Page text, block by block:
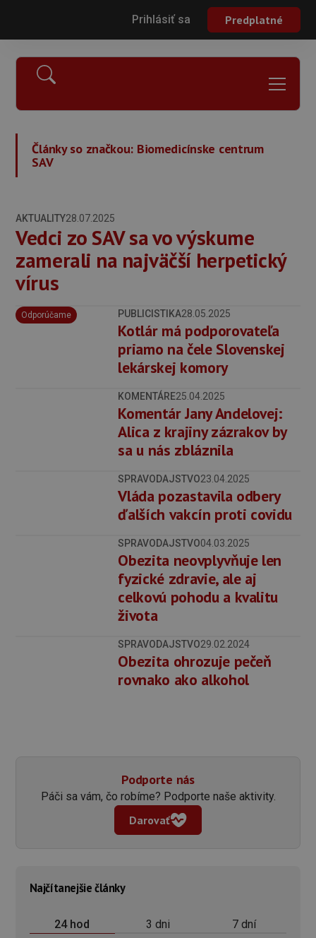
Prihlásiť sa Predplatné
Články so značkou: Biomedicínske centrum
SAV
AKTUALITY28.07.2025
Vedci zo SAV sa vo výskume
zamerali na najväčší herpetický
vírus
Odporúčame PUBLICISTIKA28.05.2025
Kotlár má podporovateľa
priamo na čele Slovenskej
lekárskej komory
KOMENTÁRE25.04.2025
Komentár Jany Andelovej:
Alica z krajiny zázrakov by
sa u nás zbláznila
SPRAVODAJSTVO23.04.2025
Vláda pozastavila odbery
ďalších vakcín proti covidu
SPRAVODAJSTVO04.03.2025
Obezita neovplyvňuje len
fyzické zdravie, ale aj
celkovú pohodu a kvalitu
života
SPRAVODAJSTVO29.02.2024
Obezita ohrozuje pečeň
rovnako ako alkohol
Podporte nás
Páči sa vám, čo robíme? Podporte naše aktivity.
Darovať
Najčítanejšie články
24 hod 3 dni 7 dní